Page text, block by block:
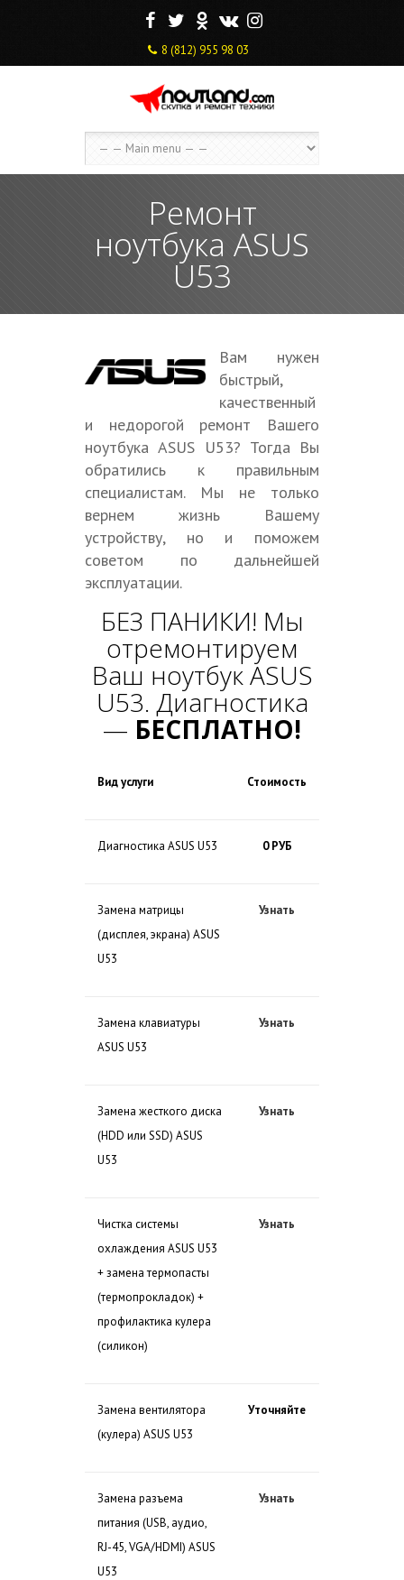
F T O V I
8 (812) 955 98 03
Ремонт
ноутбука ASUS
U53
Вам нужен
быстрый,
качественный
и недорогой ремонт Вашего
ноутбука ASUS U53? Тогда Вы
обратились к правильным
специалистам. Мы не только
вернем жизнь Вашему
устройству, но и поможем
советом по дальнейшей
эксплуатации.
БЕЗ ПАНИКИ! Мы
отремонтируем
Ваш ноутбук ASUS
U53. Диагностика
— БЕСПЛАТНО!
Вид услуги Стоимость
Диагностика ASUS U53 0 РУБ
Замена матрицы
(дисплея, экрана) ASUS
U53
Узнать
Замена клавиатуры
ASUS U53
Узнать
Замена жесткого диска
(HDD или SSD) ASUS
U53
Узнать
Чистка системы
охлаждения ASUS U53
+ замена термопасты
(термопрокладок) +
профилактика кулера
(силикон)
Узнать
Замена вентилятора
(кулера) ASUS U53
Уточняйте
Замена разъема
питания (USB, аудио,
RJ-45, VGA/HDMI) ASUS
U53
Узнать